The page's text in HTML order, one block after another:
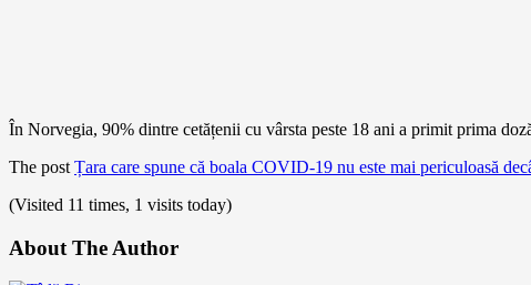
În Norvegia, 90% dintre cetățenii cu vârsta peste 18 ani a primit prima
The post Țara care spune că boala COVID-19 nu este mai periculoasă
(Visited 11 times, 1 visits today)
About The Author